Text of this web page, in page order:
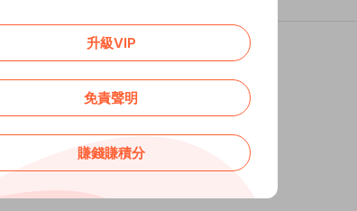
： 升級VIP
免責聲明
賺錢賺積分